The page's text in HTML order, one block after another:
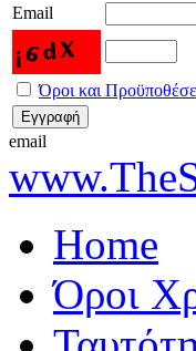
Email
Όροι και
email
Home
Όροι